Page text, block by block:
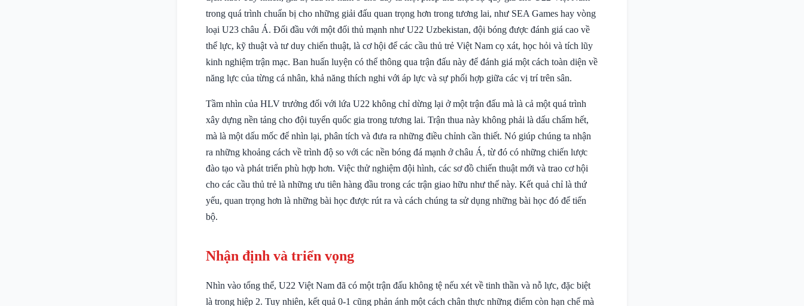
trong quá trình chuẩn bị cho những giải đấu quan trọng hơn trong tương lai, như SEA Games hay vòng
loại U23 châu Á. Đối đầu với một đối thủ mạnh như U22 Uzbekistan, đội bóng được đánh giá cao về
thể lực, kỹ thuật và tư duy chiến thuật, là cơ hội để các cầu thủ trẻ Việt Nam cọ xát, học hỏi và tích lũy
kinh nghiệm trận mạc. Ban huấn luyện có thể thông qua trận đấu này để đánh giá một cách toàn diện về
năng lực của từng cá nhân, khả năng thích nghi với áp lực và sự phối hợp giữa các vị trí trên sân.
Tầm nhìn của HLV trưởng đối với lứa U22 không chỉ dừng lại ở một trận đấu mà là cả một quá trình
xây dựng nền tảng cho đội tuyển quốc gia trong tương lai. Trận thua này không phải là dấu chấm hết,
mà là một dấu mốc để nhìn lại, phân tích và đưa ra những điều chỉnh cần thiết. Nó giúp chúng ta nhận
ra những khoảng cách về trình độ so với các nền bóng đá mạnh ở châu Á, từ đó có những chiến lược
đào tạo và phát triển phù hợp hơn. Việc thử nghiệm đội hình, các sơ đồ chiến thuật mới và trao cơ hội
cho các cầu thủ trẻ là những ưu tiên hàng đầu trong các trận giao hữu như thế này. Kết quả chỉ là thứ
yếu, quan trọng hơn là những bài học được rút ra và cách chúng ta sử dụng những bài học đó để tiến
bộ.
Nhận định và triển vọng
Nhìn vào tổng thể, U22 Việt Nam đã có một trận đấu không tệ nếu xét về tinh thần và nỗ lực, đặc biệt
là trong hiệp 2. Tuy nhiên, kết quả 0-1 cũng phản ánh một cách chân thực những điểm còn hạn chế mà